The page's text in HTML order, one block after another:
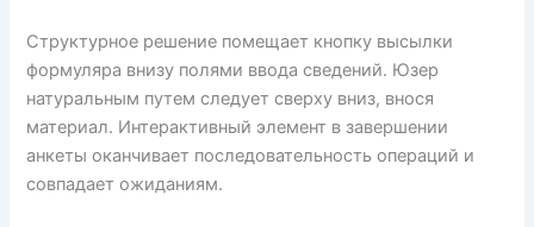
Структурное решение помещает кнопку высылки
формуляра внизу полями ввода сведений. Юзер
натуральным путем следует сверху вниз, внося
материал. Интерактивный элемент в завершении
анкеты оканчивает последовательность операций и
совпадает ожиданиям.